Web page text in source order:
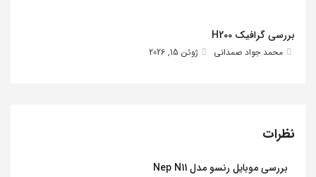
بررسی گرافیک H200
محمد جواد صمدانی ژوئن 15, 2026
نظرات
بررسی موبایل رنسو مدل Nep N11